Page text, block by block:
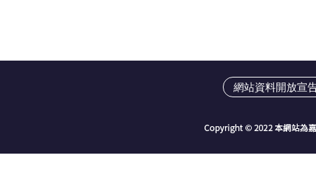
網站資料開放宣